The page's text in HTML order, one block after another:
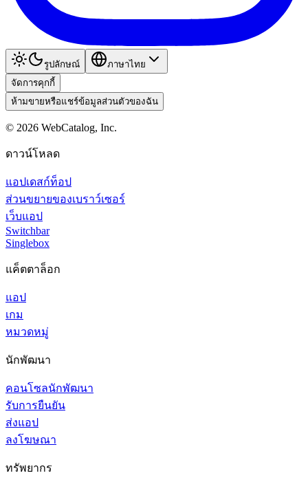
รูปลักษณ์
ภาษาไทย
จัดการคุกกี้
ห้ามขายหรือแชร์ข้อมูลส่วนตัวของฉัน
© 2026 WebCatalog, Inc.
ดาวน์โหลด
แอปเดสก์ท็อป
ส่วนขยายของเบราว์เซอร์
เว็บแอป
Switchbar
Singlebox
แค็ตตาล็อก
แอป
เกม
หมวดหมู่
นักพัฒนา
คอนโซลนักพัฒนา
รับการยืนยัน
ส่งแอป
ลงโฆษณา
ทรัพยากร